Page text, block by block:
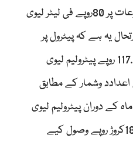
وعدہ کیا گیا کہ پیٹرولیم مصنوعات پر 80روپے فی لیٹر لیوی
یہ ہے کہ پیٹرول پر
دیگر ڈیوٹیز کے علاوہ فی لیٹر 117.5 روپے پیٹرولیم لیوی
وشمار کے مطابق
مالی سال کے ابتدائی 9ماہ کے دوران پیٹرولیم لیوی
مد میں 12کھرب،پانچ ارب 18کروڑ روپے وصول کیے